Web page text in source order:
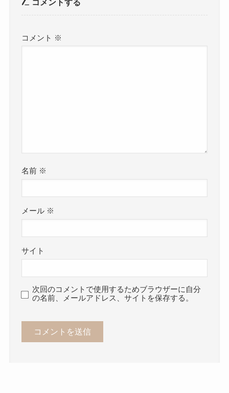
コメントする
コメント ※
名前 ※
メール ※
サイト
次回のコメントで使用するためブラウザーに自分
の名前、メールアドレス、サイトを保存する。